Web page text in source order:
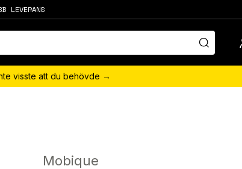
LEVERANS
visste att du behövde →
Mobique